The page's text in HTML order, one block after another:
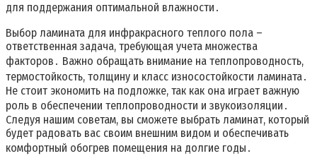
для поддержания оптимальной влажности․
Выбор ламината для инфракрасного теплого пола –
ответственная задача, требующая учета множества
факторов․ Важно обращать внимание на теплопроводность,
термостойкость, толщину и класс износостойкости ламината․
Не стоит экономить на подложке, так как она играет важную
роль в обеспечении теплопроводности и звукоизоляции․
Следуя нашим советам, вы сможете выбрать ламинат, который
будет радовать вас своим внешним видом и обеспечивать
комфортный обогрев помещения на долгие годы․